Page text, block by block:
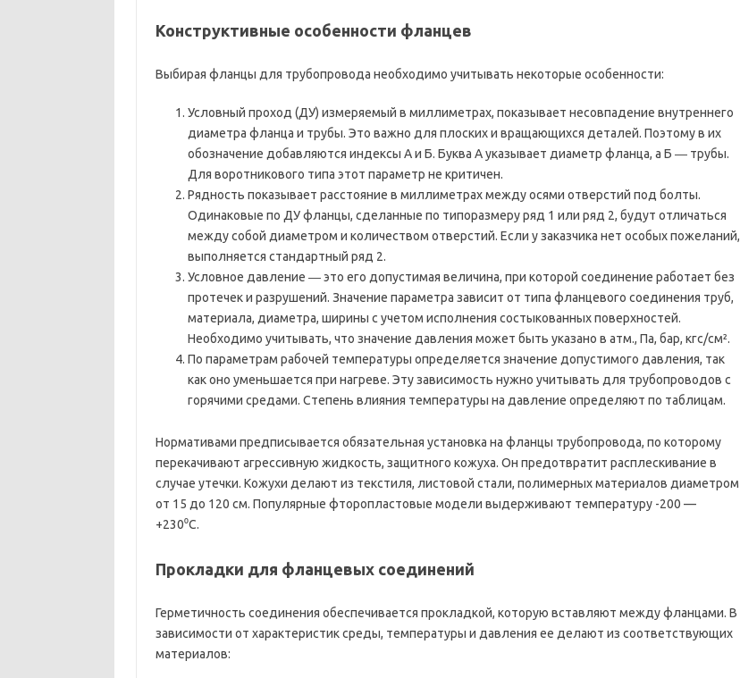
Конструктивные особенности фланцев
Выбирая фланцы для трубопровода необходимо учитывать некоторые особенности:
Условный проход (ДУ) измеряемый в миллиметрах, показывает несовпадение внутреннего
диаметра фланца и трубы. Это важно для плоских и вращающихся деталей. Поэтому в их
обозначение добавляются индексы А и Б. Буква А указывает диаметр фланца, а Б ― трубы.
Для воротникового типа этот параметр не критичен.
Рядность показывает расстояние в миллиметрах между осями отверстий под болты.
Одинаковые по ДУ фланцы, сделанные по типоразмеру ряд 1 или ряд 2, будут отличаться
между собой диаметром и количеством отверстий. Если у заказчика нет особых пожеланий,
выполняется стандартный ряд 2.
Условное давление ― это его допустимая величина, при которой соединение работает без
протечек и разрушений. Значение параметра зависит от типа фланцевого соединения труб,
материала, диаметра, ширины с учетом исполнения состыкованных поверхностей.
Необходимо учитывать, что значение давления может быть указано в атм., Па, бар, кгс/см².
По параметрам рабочей температуры определяется значение допустимого давления, так
как оно уменьшается при нагреве. Эту зависимость нужно учитывать для трубопроводов с
горячими средами. Степень влияния температуры на давление определяют по таблицам.
Нормативами предписывается обязательная установка на фланцы трубопровода, по которому
перекачивают агрессивную жидкость, защитного кожуха. Он предотвратит расплескивание в
случае утечки. Кожухи делают из текстиля, листовой стали, полимерных материалов диаметром
от 15 до 120 см. Популярные фторопластовые модели выдерживают температуру -200 —
+230⁰C.
Прокладки для фланцевых соединений
Герметичность соединения обеспечивается прокладкой, которую вставляют между фланцами. В
зависимости от характеристик среды, температуры и давления ее делают из соответствующих
материалов: